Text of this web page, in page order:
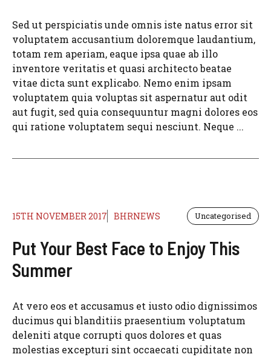
Sed ut perspiciatis unde omnis iste natus error sit
voluptatem accusantium doloremque laudantium,
totam rem aperiam, eaque ipsa quae ab illo
inventore veritatis et quasi architecto beatae
vitae dicta sunt explicabo. Nemo enim ipsam
voluptatem quia voluptas sit aspernatur aut odit
aut fugit, sed quia consequuntur magni dolores eos
qui ratione voluptatem sequi nesciunt. Neque ...
15TH NOVEMBER 2017 BHRNEWS Uncategorised
Put Your Best Face to Enjoy This
Summer
At vero eos et accusamus et iusto odio dignissimos
ducimus qui blanditiis praesentium voluptatum
deleniti atque corrupti quos dolores et quas
molestias excepturi sint occaecati cupiditate non